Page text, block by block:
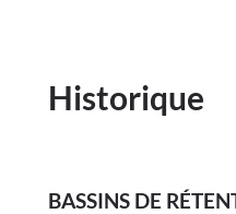
Historique
BASSINS DE